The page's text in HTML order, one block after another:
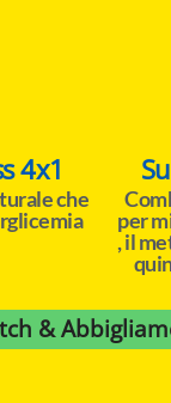
4x1
che
per
, il
&